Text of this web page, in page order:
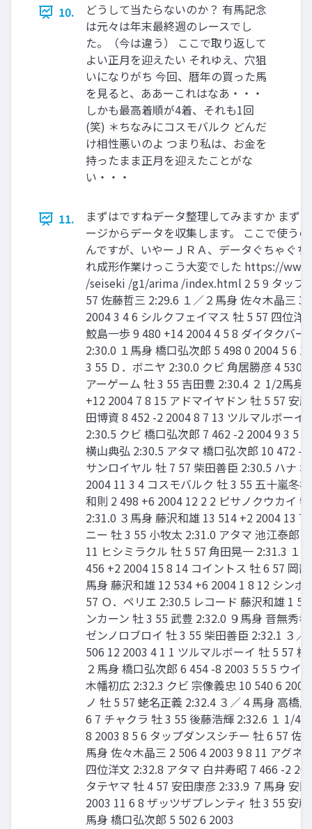
10.
どうして当たらないのか？ 有馬記念
は元々は年末最終週のレースでし
た。（今は違う） ここで取り返して
よい正月を迎えたい それゆえ、穴狙
いになりがち 今回、暦年の買った馬
を見ると、ああーこれはなあ・・・
しかも最高着順が4着、それも1回
(笑) ＊ちなみにコスモバルク どんだ
け相性悪いのよ つまり私は、お金を
持ったまま正月を迎えたことがな
い・・・
11.
まずはですねデータ整理してみますか まず
ージからデータを収集します。 ここで使う
んですが、いやーＪＲＡ、データぐちゃぐ
れ成形作業けっこう大変でした https://
/seiseki /g1/arima /index.html 2 5 9 タップ
57 佐藤哲三 2:29.6 １／２馬身 佐々木晶三 3
2004 3 4 6 シルクフェイマス 牡 5 57 四位洋
鮫島一歩 9 480 +14 2004 4 5 8 ダイタクバー
2:30.0 １馬身 橋口弘次郎 5 498 0 2004 5 6
3 55 Ｄ．ボニヤ 2:30.0 クビ 角居勝彦 4 530
アーゲーム 牡 3 55 吉田豊 2:30.4 ２ 1/2馬身
+12 2004 7 8 15 アドマイヤドン 牡 5 57 安
田博資 8 452 -2 2004 8 7 13 ツルマルボーイ
2:30.5 クビ 橋口弘次郎 7 462 -2 2004 9 3 5
横山典弘 2:30.5 アタマ 橋口弘次郎 10 472 -
サンロイヤル 牡 7 57 柴田善臣 2:30.5 ハナ
2004 11 3 4 コスモバルク 牡 3 55 五十嵐冬
和則 2 498 +6 2004 12 2 2 ピサノクウカイ
2:31.0 ３馬身 藤沢和雄 13 514 +2 2004 13 7
ニー 牡 3 55 小牧太 2:31.0 アタマ 池江泰郎
11 ヒシミラクル 牡 5 57 角田晃一 2:31.3 １
456 +2 2004 15 8 14 コイントス 牡 6 57 岡
馬身 藤沢和雄 12 534 +6 2004 1 8 12 シンボ
57 Ｏ．ペリエ 2:30.5 レコード 藤沢和雄 1
ンカーン 牡 3 55 武豊 2:32.0 ９馬身 音無秀
ゼンノロブロイ 牡 3 55 柴田善臣 2:32.1 ３
506 12 2003 4 1 1 ツルマルボーイ 牡 5 57
２馬身 橋口弘次郎 6 454 -8 2003 5 5 5 ウイ
木幡初広 2:32.3 クビ 宗像義忠 10 540 6
ノ 牡 5 57 蛯名正義 2:32.4 ３／４馬身 高橋
6 7 チャクラ 牡 3 55 後藤浩輝 2:32.6 １ 1/4
8 2003 8 5 6 タップダンスシチー 牡 6 57 佐
馬身 佐々木晶三 2 506 4 2003 9 8 11 アグネ
四位洋文 2:32.8 アタマ 白井寿昭 7 466 -2
タテヤマ 牡 4 57 安田康彦 2:33.9 ７馬身 安
2003 11 6 8 ザッツザプレンティ 牡 3 55 安
馬身 橋口弘次郎 5 502 6 2003